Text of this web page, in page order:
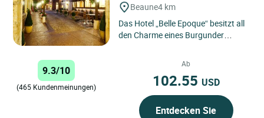
Beaune4 km
Das Hotel „Belle Epoque“ besitzt all
den Charme eines Burgunder
Beachtung der alten Traditionen...
9.3/10
(465 Kundenmeinungen)
Ab
102.55 USD
Entdecken Sie